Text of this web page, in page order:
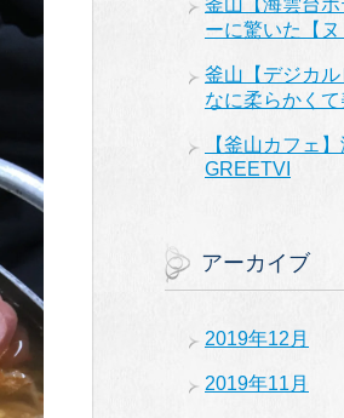
釜山【海雲台
ーに驚いた【ヌ
釜山【デジカ
なに柔らかく
【釜山カフェ
GREETVI
アーカイブ
2019年12月
2019年11月